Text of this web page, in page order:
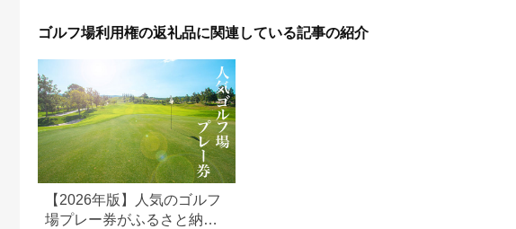
立地 ゴルフラウンド
アウトドア スポーツ
ゴルフ場利用権の返礼品に関連している記事の紹介
【2026年版】人気のゴルフ
場プレー券がふるさと納税